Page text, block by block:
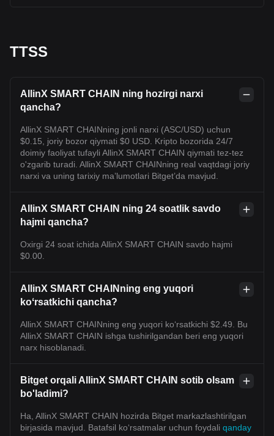
TTSS
AllinX SMART CHAIN ning hozirgi narxi
qancha?
AllinX SMART CHAINning jonli narxi (ASC/USD) uchun
$0.15, joriy bozor qiymati $0 USD. Kripto bozorida 24/7
doimiy faoliyat tufayli AllinX SMART CHAIN qiymati tez-tez
o'zgarib turadi. AllinX SMART CHAINning real vaqtdagi joriy
narxi va uning tarixiy maʼlumotlari Bitget’da mavjud.
AllinX SMART CHAIN ning 24 soatlik savdo
hajmi qancha?
Oxirgi 24 soat ichida AllinX SMART CHAIN savdo hajmi
$0.00.
AllinX SMART CHAINning eng yuqori
koʻrsatkichi qancha?
AllinX SMART CHAINning eng yuqori ko‘rsatkichi $2.49. Bu
AllinX SMART CHAIN ishga tushirilgandan beri eng yuqori
narx hisoblanadi.
Bitget orqali AllinX SMART CHAIN sotib olsam
bo'ladimi?
Ha, AllinX SMART CHAIN hozirda Bitget markazlashtirilgan
birjasida mavjud. Batafsil koʻrsatmalar uchun foydali qanday